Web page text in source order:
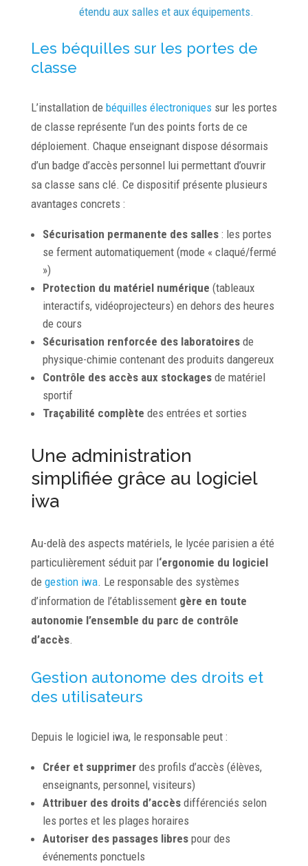
étendu aux salles et aux équipements.
Les béquilles sur les portes de
classe
L’installation de béquilles électroniques sur les portes
de classe représente l’un des points forts de ce
déploiement. Chaque enseignant dispose désormais
d’un badge d’accès personnel lui permettant d’ouvrir
sa classe sans clé. Ce dispositif présente plusieurs
avantages concrets :
Sécurisation permanente des salles: les portes
se ferment automatiquement (mode « claqué/fermé
»)
Protection du matériel numérique (tableaux
interactifs, vidéoprojecteurs) en dehors des heures
de cours
Sécurisation renforcée des laboratoiresde
physique-chimie contenant des produits dangereux
Contrôle des accès aux stockagesde matériel
sportif
Traçabilité complète des entrées et sorties
Une administration
simplifiée grâce au logiciel
iwa
Au-delà des aspects matériels, le lycée parisien a été
particulièrement séduit par l‘ergonomie du logiciel
de gestion iwa. Le responsable des systèmes
d’information de l’établissement gère en toute
autonomie l’ensemble du parc de contrôle
d’accès.
Gestion autonome des droits et
des utilisateurs
Depuis le logiciel iwa, le responsable peut :
Créer et supprimer des profils d’accès (élèves,
enseignants, personnel, visiteurs)
Attribuer des droits d’accès différenciés selon
les portes et les plages horaires
Autoriser des passages librespour des
événements ponctuels